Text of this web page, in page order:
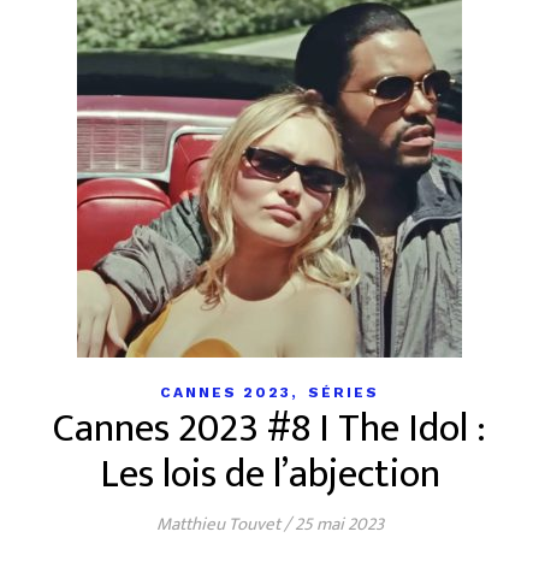
CANNES 2023 , SÉRIES
Cannes 2023 #8 I The Idol :
Les lois de l’abjection
Matthieu Touvet/25 mai 2023